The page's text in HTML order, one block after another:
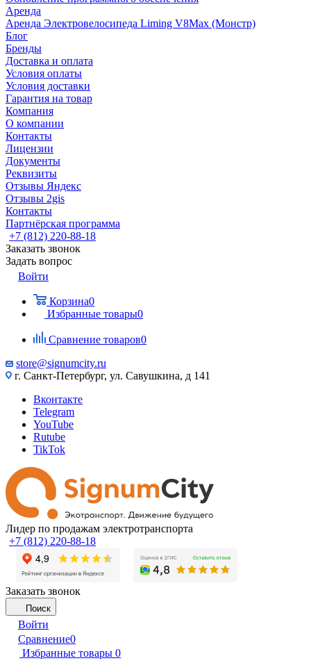
Аренда
Аренда Электровелосипеда Liming V8Max (Монстр)
Блог
Бренды
Доставка и оплата
Условия оплаты
Условия доставки
Гарантия на товар
Компания
О компании
Контакты
Лицензии
Документы
Реквизиты
Отзывы Яндекс
Отзывы 2gis
Контакты
Партнёрская программа
+7 (812) 220-88-18
Заказать звонок
Задать вопрос
Войти
Корзина0
Избранные товары0
Сравнение товаров0
store@signumcity.ru
г. Санкт-Петербург, ул. Савушкина, д 141
Вконтакте
Telegram
YouTube
Rutube
TikTok
Лидер по продажам электротранспорта
+7 (812) 220-88-18
Заказать звонок
Поиск
Войти
Сравнение0
Избранные товары 0